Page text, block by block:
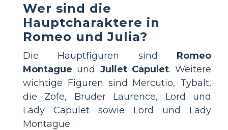
Wer sind die
Hauptcharaktere in
Romeo und Julia?
Die Hauptfiguren sind Romeo
Montague und Juliet Capulet. Weitere
wichtige Figuren sind Mercutio, Tybalt,
die Zofe, Bruder Laurence, Lord und
Lady Capulet sowie Lord und Lady
Montague.